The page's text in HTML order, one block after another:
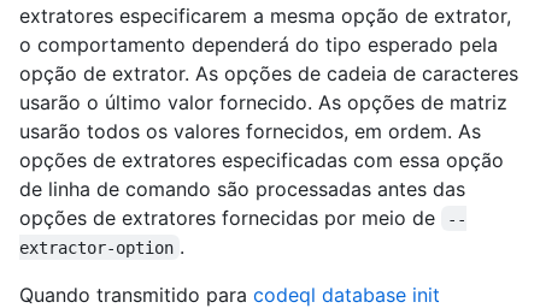
extratores especificarem a mesma opção de extrator,
o comportamento dependerá do tipo esperado pela
opção de extrator. As opções de cadeia de caracteres
usarão o último valor fornecido. As opções de matriz
usarão todos os valores fornecidos, em ordem. As
opções de extratores especificadas com essa opção
de linha de comando são processadas antes das
opções de extratores fornecidas por meio de
--
extractor-option .
Quando transmitido para codeql database init